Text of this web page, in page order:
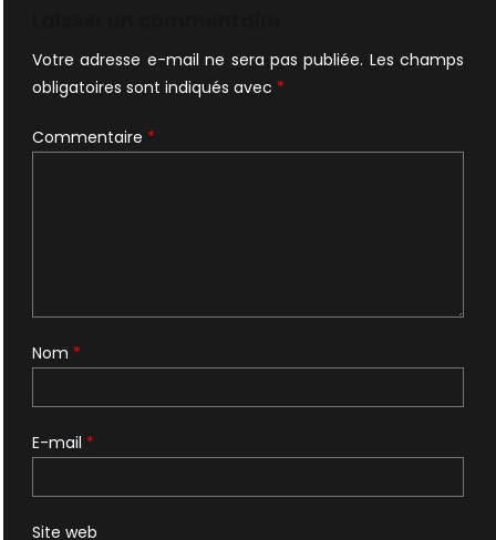
Votre adresse e-mail ne sera pas publiée. Les champs
obligatoires sont indiqués avec *
Commentaire *
Nom *
E-mail *
Site web